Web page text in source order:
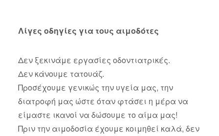
Λίγες οδηγίες για τους αιμοδότες
Δεν ξεκινάμε εργασίες οδοντιατρικές.
Δεν κάνουμε τατουάζ.
Προσέχουμε γενικώς την υγεία μας, την
διατροφή μας ώστε όταν φτάσει η μέρα να
είμαστε ικανοί να δώσουμε το αίμα μας!
Πριν την αιμοδοσία έχουμε κοιμηθεί καλά, δεν